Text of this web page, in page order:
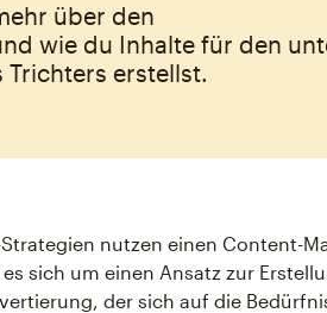
über den
wie du Inhalte für den
erstellst.
nutzen einen Content-
sich um einen Ansatz zur
der sich auf die